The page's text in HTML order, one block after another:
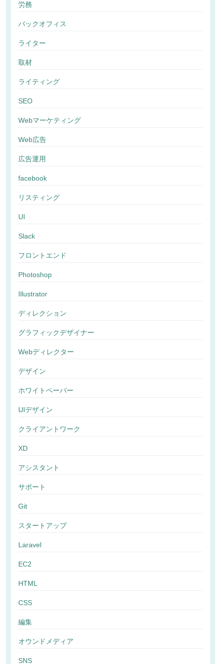
労務
バックオフィス
ライター
取材
ライティング
SEO
Webマーケティング
Web広告
広告運用
facebook
リスティング
UI
Slack
フロントエンド
Photoshop
Illustrator
ディレクション
グラフィックデザイナー
Webディレクター
デザイン
ホワイトペーパー
UIデザイン
クライアントワーク
XD
アシスタント
サポート
Git
スタートアップ
Laravel
EC2
HTML
CSS
編集
オウンドメディア
SNS